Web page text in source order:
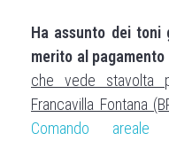
Ha assunto dei
merito al
che vede stavolta
Francavilla Fontana
Comando